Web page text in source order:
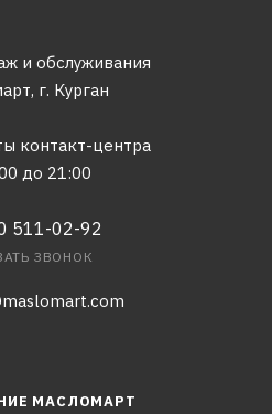
и обслуживания
г. Курган
контакт-центра
до 21:00
511-02-92
ЗВОНОК
МАСЛОМАРТ